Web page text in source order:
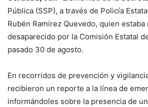
Pública (SSP), a través de Policía
Rubén Ramírez Quevedo, quien
desaparecido por la Comisión Estatal
pasado 30 de agosto.
En recorridos de prevención y
recibieron un reporte a la línea de
informándoles sobre la presencia de